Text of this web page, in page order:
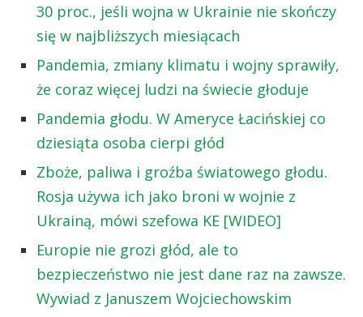
30 proc., jeśli wojna w Ukrainie nie skończy
się w najbliższych miesiącach
Pandemia, zmiany klimatu i wojny sprawiły,
że coraz więcej ludzi na świecie głoduje
Pandemia głodu. W Ameryce Łacińskiej co
dziesiąta osoba cierpi głód
Zboże, paliwa i groźba światowego głodu.
Rosja używa ich jako broni w wojnie z
Ukrainą, mówi szefowa KE [WIDEO]
Europie nie grozi głód, ale to
bezpieczeństwo nie jest dane raz na zawsze.
Wywiad z Januszem Wojciechowskim